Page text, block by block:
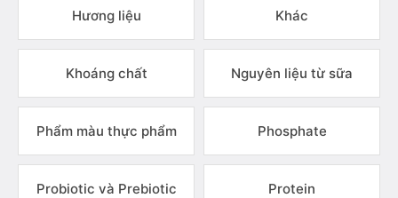
Hương liệu Khác
Khoáng chất Nguyên liệu từ sữa
Phẩm màu thực phẩm Phosphate
Probiotic và Prebiotic Protein